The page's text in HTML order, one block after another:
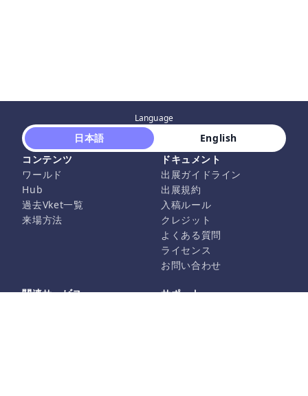
Language
日本語
English
コンテンツ
ワールド
Hub
過去Vket一覧
来場方法
ドキュメント
出展ガイドライン
出展規約
入稿ルール
クレジット
よくある質問
ライセンス
お問い合わせ
関連サービス
サポート